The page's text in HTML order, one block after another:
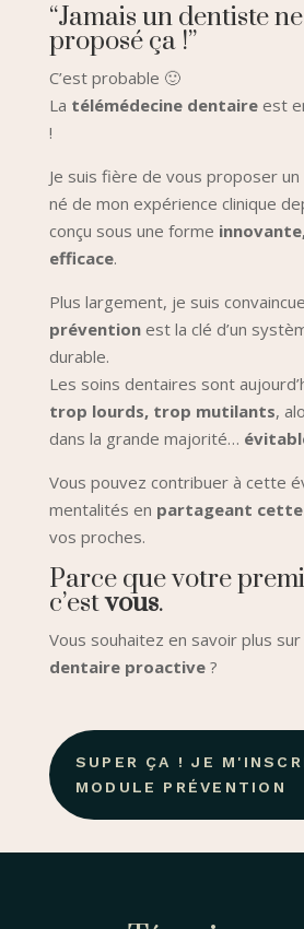
“Jamais un dentiste ne
proposé ça !”
C’est probable 🙂
La télémédecine dentaireest
!
Je suis fière de vous proposer un
né de mon expérience clinique
conçu sous une forme
efficace.
Plus largement, je suis
préventionest la clé d’un
durable.
Les soins dentaires sont
trop lourds, trop mutilants,
dans la grande majorité…
Vous pouvez contribuer à cette
mentalités en partageant
vos proches.
Parce que votre
c’estvous.
Vous souhaitez en savoir plus sur
dentaire proactive?
SUPER ÇA ! JE
MODULE PRÉVENTION